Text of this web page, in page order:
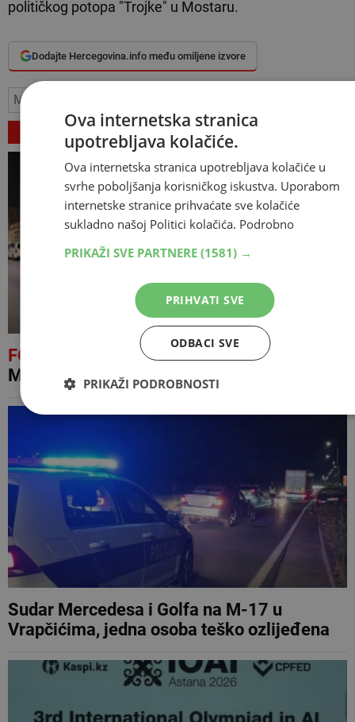
političkog potopa "Trojke" u Mostaru.
Dodajte Hercegovina.info među omiljene izvore
Mostar
VEZANI ČLANCI
FOTO
Dio ruševine pao na automobile u
Mostaru
Sudar Mercedesa i Golfa na M-17 u
Vrapčićima, jedna osoba teško ozlijeđena
Ova internetska stranica
upotrebljava kolačiće.
Ova internetska stranica upotrebljava kolačiće u
svrhe poboljšanja korisničkog iskustva. Uporabom
internetske stranice prihvaćate sve kolačiće
sukladno našoj Politici kolačića. Podrobno
PRIKAŽI SVE PARTNERE (1581) →
PRIHVATI SVE
ODBACI SVE
PRIKAŽI PODROBNOSTI